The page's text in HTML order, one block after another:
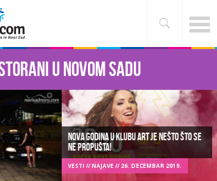
u Novom sadu
Nova godina u Klubu Art je nešto što se
ne propušta!
VESTI // NAJAVE // 26. DECEMBAR 2019.